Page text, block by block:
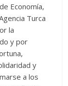
Economía,
Turca
la
y por
y
a los